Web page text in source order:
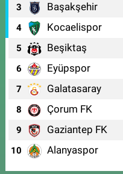
3 Başakşehir
4 Kocaelispor
5 Beşiktaş
6 Eyüpspor
7 Galatasaray
8 Çorum FK
9 Gaziantep FK
10 Alanyaspor